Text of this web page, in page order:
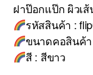
ฝาป๊อกแป๊ก ผิวเ
รหัสสินค้า :
ขนาดคอสินค้
สี : สีขาว